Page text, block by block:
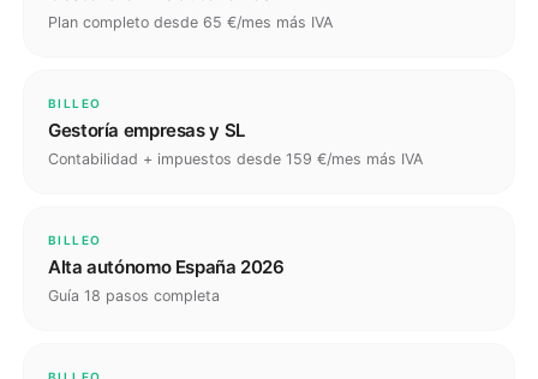
Plan completo desde 65 €/mes más IVA
BILLEO
Gestoría empresas y SL
Contabilidad + impuestos desde 159 €/mes más IVA
BILLEO
Alta autónomo España 2026
Guía 18 pasos completa